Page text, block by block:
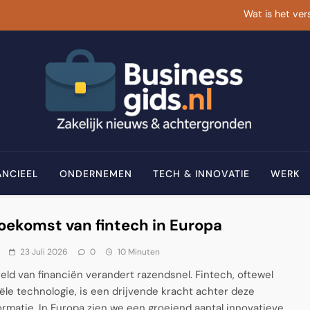
Wat is het
Wat is het
ONDERNEMEN TECH & INNOVATIE WERK
van fintech in Europa
23 Juli 2026 0 10 Minuten
van financiën verandert razendsnel. Fintech, oftewel
technologie, is een drijvende kracht achter deze